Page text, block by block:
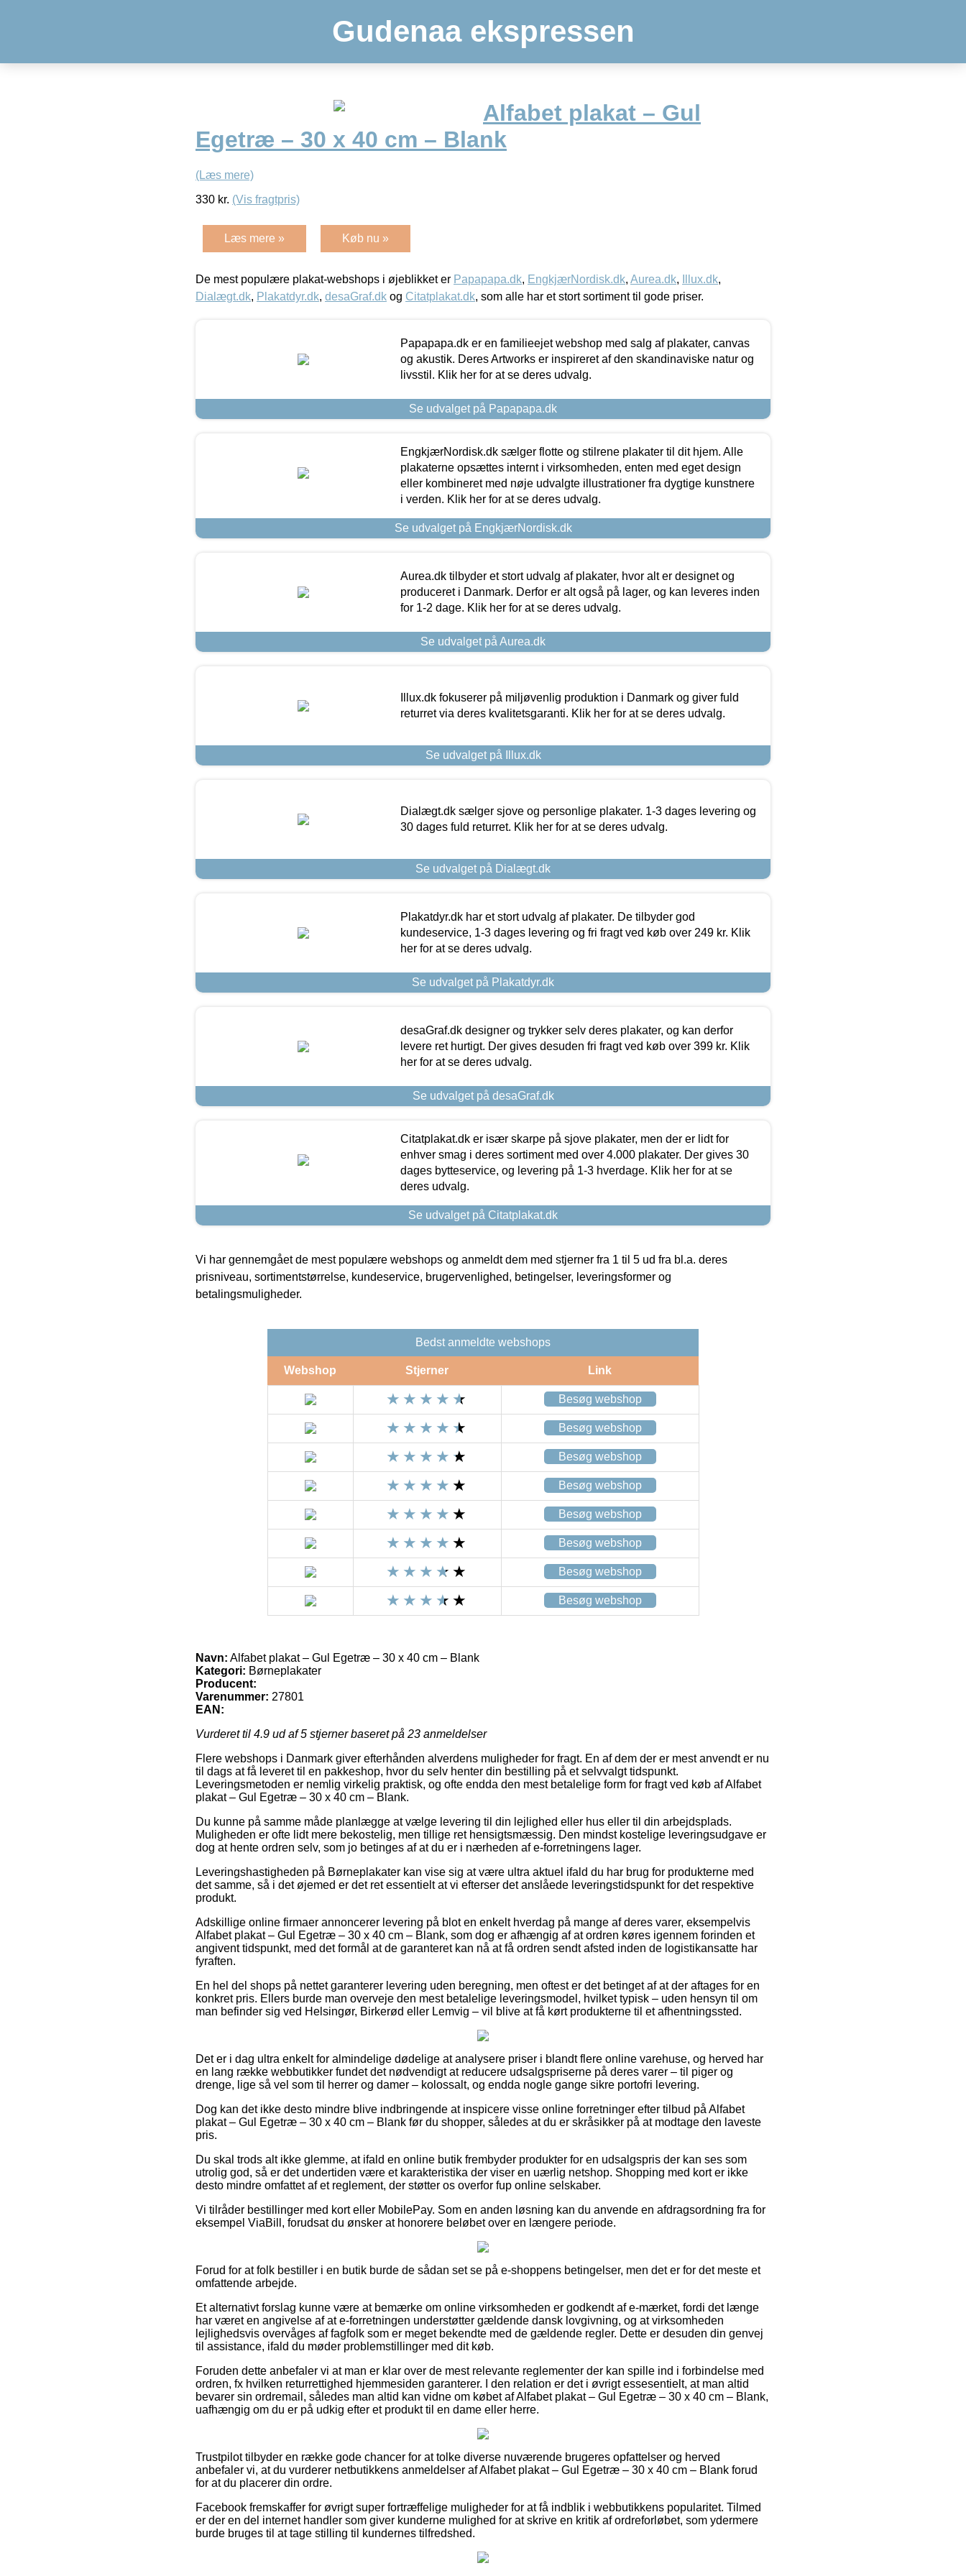
Gudenaa ekspressen
Alfabet plakat – Gul
Egetræ – 30 x 40 cm – Blank
(Læs mere)
330 kr. (Vis fragtpris)
Læs mere » Køb nu »
De mest populære plakat-webshops i øjeblikket er Papapapa.dk, EngkjærNordisk.dk, Aurea.dk, Illux.dk,
Dialægt.dk, Plakatdyr.dk, desaGraf.dk og Citatplakat.dk, som alle har et stort sortiment til gode priser.
Papapapa.dk er en familieejet webshop med salg af plakater, canvas
og akustik. Deres Artworks er inspireret af den skandinaviske natur og
livsstil. Klik her for at se deres udvalg.
Se udvalget på Papapapa.dk
EngkjærNordisk.dk sælger flotte og stilrene plakater til dit hjem. Alle
plakaterne opsættes internt i virksomheden, enten med eget design
eller kombineret med nøje udvalgte illustrationer fra dygtige kunstnere
i verden. Klik her for at se deres udvalg.
Se udvalget på EngkjærNordisk.dk
Aurea.dk tilbyder et stort udvalg af plakater, hvor alt er designet og
produceret i Danmark. Derfor er alt også på lager, og kan leveres inden
for 1-2 dage. Klik her for at se deres udvalg.
Se udvalget på Aurea.dk
Illux.dk fokuserer på miljøvenlig produktion i Danmark og giver fuld
returret via deres kvalitetsgaranti. Klik her for at se deres udvalg.
Se udvalget på Illux.dk
Dialægt.dk sælger sjove og personlige plakater. 1-3 dages levering og
30 dages fuld returret. Klik her for at se deres udvalg.
Se udvalget på Dialægt.dk
Plakatdyr.dk har et stort udvalg af plakater. De tilbyder god
kundeservice, 1-3 dages levering og fri fragt ved køb over 249 kr. Klik
her for at se deres udvalg.
Se udvalget på Plakatdyr.dk
desaGraf.dk designer og trykker selv deres plakater, og kan derfor
levere ret hurtigt. Der gives desuden fri fragt ved køb over 399 kr. Klik
her for at se deres udvalg.
Se udvalget på desaGraf.dk
Citatplakat.dk er især skarpe på sjove plakater, men der er lidt for
enhver smag i deres sortiment med over 4.000 plakater. Der gives 30
dages bytteservice, og levering på 1-3 hverdage. Klik her for at se
deres udvalg.
Se udvalget på Citatplakat.dk
Vi har gennemgået de mest populære webshops og anmeldt dem med stjerner fra 1 til 5 ud fra bl.a. deres
prisniveau, sortimentstørrelse, kundeservice, brugervenlighed, betingelser, leveringsformer og
betalingsmuligheder.
Bedst anmeldte webshops
Webshop Stjerner Link
Besøg webshop
Besøg webshop
Besøg webshop
Besøg webshop
Besøg webshop
Besøg webshop
Besøg webshop
Besøg webshop
Navn: Alfabet plakat – Gul Egetræ – 30 x 40 cm – Blank
Kategori: Børneplakater
Producent:
Varenummer: 27801
EAN:
Vurderet til 4.9 ud af 5 stjerner baseret på 23 anmeldelser
Flere webshops i Danmark giver efterhånden alverdens muligheder for fragt. En af dem der er mest anvendt er nu
til dags at få leveret til en pakkeshop, hvor du selv henter din bestilling på et selvvalgt tidspunkt.
Leveringsmetoden er nemlig virkelig praktisk, og ofte endda den mest betalelige form for fragt ved køb af Alfabet
plakat – Gul Egetræ – 30 x 40 cm – Blank.
Du kunne på samme måde planlægge at vælge levering til din lejlighed eller hus eller til din arbejdsplads.
Muligheden er ofte lidt mere bekostelig, men tillige ret hensigtsmæssig. Den mindst kostelige leveringsudgave er
dog at hente ordren selv, som jo betinges af at du er i nærheden af e-forretningens lager.
Leveringshastigheden på Børneplakater kan vise sig at være ultra aktuel ifald du har brug for produkterne med
det samme, så i det øjemed er det ret essentielt at vi efterser det anslåede leveringstidspunkt for det respektive
produkt.
Adskillige online firmaer annoncerer levering på blot en enkelt hverdag på mange af deres varer, eksempelvis
Alfabet plakat – Gul Egetræ – 30 x 40 cm – Blank, som dog er afhængig af at ordren køres igennem forinden et
angivent tidspunkt, med det formål at de garanteret kan nå at få ordren sendt afsted inden de logistikansatte har
fyraften.
En hel del shops på nettet garanterer levering uden beregning, men oftest er det betinget af at der aftages for en
konkret pris. Ellers burde man overveje den mest betalelige leveringsmodel, hvilket typisk – uden hensyn til om
man befinder sig ved Helsingør, Birkerød eller Lemvig – vil blive at få kørt produkterne til et afhentningssted.
Det er i dag ultra enkelt for almindelige dødelige at analysere priser i blandt flere online varehuse, og herved har
en lang række webbutikker fundet det nødvendigt at reducere udsalgspriserne på deres varer – til piger og
drenge, lige så vel som til herrer og damer – kolossalt, og endda nogle gange sikre portofri levering.
Dog kan det ikke desto mindre blive indbringende at inspicere visse online forretninger efter tilbud på Alfabet
plakat – Gul Egetræ – 30 x 40 cm – Blank før du shopper, således at du er skråsikker på at modtage den laveste
pris.
Du skal trods alt ikke glemme, at ifald en online butik frembyder produkter for en udsalgspris der kan ses som
utrolig god, så er det undertiden være et karakteristika der viser en uærlig netshop. Shopping med kort er ikke
desto mindre omfattet af et reglement, der støtter os overfor fup online selskaber.
Vi tilråder bestillinger med kort eller MobilePay. Som en anden løsning kan du anvende en afdragsordning fra for
eksempel ViaBill, forudsat du ønsker at honorere beløbet over en længere periode.
Forud for at folk bestiller i en butik burde de sådan set se på e-shoppens betingelser, men det er for det meste et
omfattende arbejde.
Et alternativt forslag kunne være at bemærke om online virksomheden er godkendt af e-mærket, fordi det længe
har været en angivelse af at e-forretningen understøtter gældende dansk lovgivning, og at virksomheden
lejlighedsvis overvåges af fagfolk som er meget bekendte med de gældende regler. Dette er desuden din genvej
til assistance, ifald du møder problemstillinger med dit køb.
Foruden dette anbefaler vi at man er klar over de mest relevante reglementer der kan spille ind i forbindelse med
ordren, fx hvilken returrettighed hjemmesiden garanterer. I den relation er det i øvrigt essesentielt, at man altid
bevarer sin ordremail, således man altid kan vidne om købet af Alfabet plakat – Gul Egetræ – 30 x 40 cm – Blank,
uafhængig om du er på udkig efter et produkt til en dame eller herre.
Trustpilot tilbyder en række gode chancer for at tolke diverse nuværende brugeres opfattelser og herved
anbefaler vi, at du vurderer netbutikkens anmeldelser af Alfabet plakat – Gul Egetræ – 30 x 40 cm – Blank forud
for at du placerer din ordre.
Facebook fremskaffer for øvrigt super fortræffelige muligheder for at få indblik i webbutikkens popularitet. Tilmed
er der en del internet handler som giver kunderne mulighed for at skrive en kritik af ordreforløbet, som ydermere
burde bruges til at tage stilling til kundernes tilfredshed.